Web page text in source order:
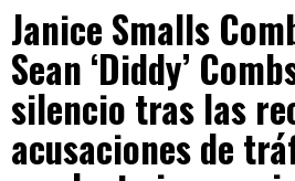
Janice Smalls
Sean ‘Diddy’
silencio tras las
acusaciones de